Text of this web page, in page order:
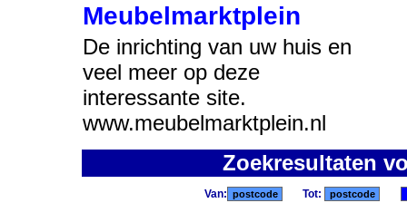
Meubelmarktplein
De inrichting van uw huis en
veel meer op deze
interessante site.
www.meubelmarktplein.nl
Zoekresultaten
Van: Tot: